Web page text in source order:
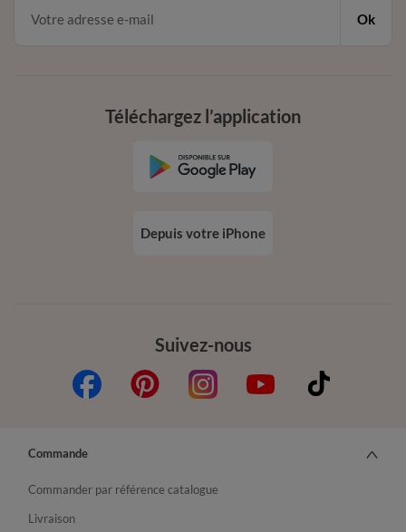
Ok
Suivez-nous
Téléchargez l’application
Depuis votre iPhone
Commande
Commander par référence catalogue
Livraison